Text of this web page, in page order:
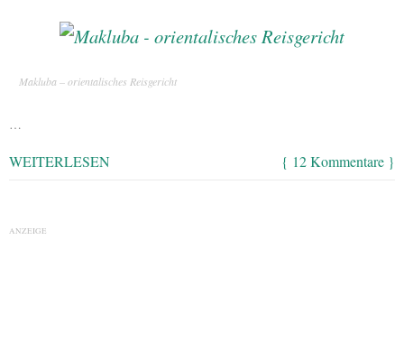
Makluba – orientalisches Reisgericht
…
WEITERLESEN { 12 Kommentare }
ANZEIGE